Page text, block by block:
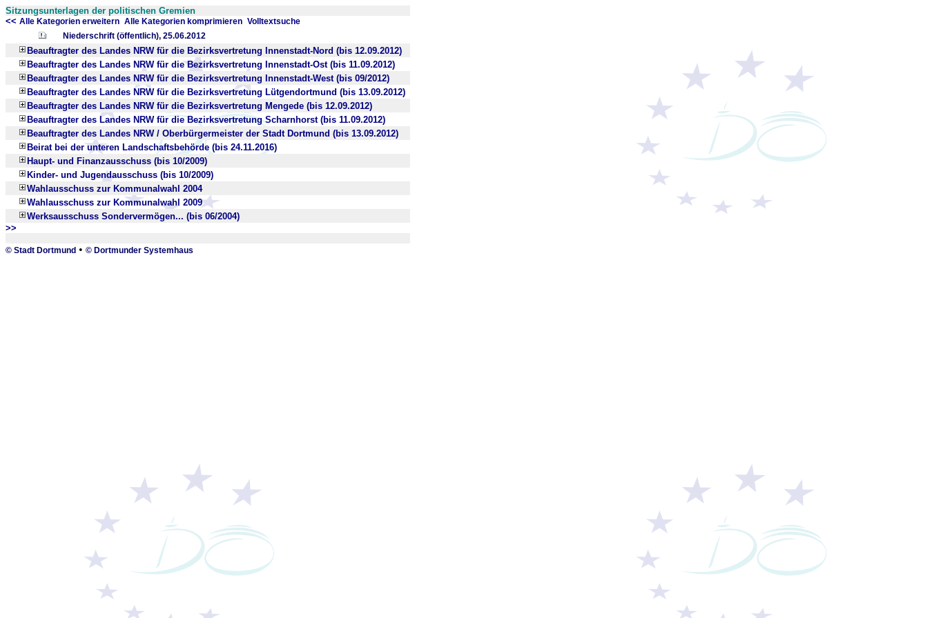
Sitzungsunterlagen der politischen Gremien
<< Alle Kategorien erweitern Alle Kategorien komprimieren Volltextsuche
Niederschrift (öffentlich), 25.06.2012
Beauftragter des Landes NRW für die Bezirksvertretung Innenstadt-Nord (bis 12.09.2012)
Beauftragter des Landes NRW für die Bezirksvertretung Innenstadt-Ost (bis 11.09.2012)
Beauftragter des Landes NRW für die Bezirksvertretung Innenstadt-West (bis 09/2012)
Beauftragter des Landes NRW für die Bezirksvertretung Lütgendortmund (bis 13.09.2012)
Beauftragter des Landes NRW für die Bezirksvertretung Mengede (bis 12.09.2012)
Beauftragter des Landes NRW für die Bezirksvertretung Scharnhorst (bis 11.09.2012)
Beauftragter des Landes NRW / Oberbürgermeister der Stadt Dortmund (bis 13.09.2012)
Beirat bei der unteren Landschaftsbehörde (bis 24.11.2016)
Haupt- und Finanzausschuss (bis 10/2009)
Kinder- und Jugendausschuss (bis 10/2009)
Wahlausschuss zur Kommunalwahl 2004
Wahlausschuss zur Kommunalwahl 2009
Werksausschuss Sondervermögen... (bis 06/2004)
>>
© Stadt Dortmund • © Dortmunder Systemhaus